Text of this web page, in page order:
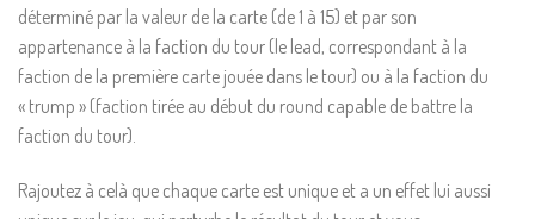
déterminé par la valeur de la carte (de 1 à 15) et par son
appartenance à la faction du tour (le lead, correspondant à la
faction de la première carte jouée dans le tour) ou à la faction du
« trump » (faction tirée au début du round capable de battre la
faction du tour).
Rajoutez à celà que chaque carte est unique et a un effet lui aussi